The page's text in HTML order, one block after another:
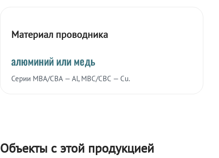
Материал проводника
алюминий или медь
Серии МВА/СВА — Al, МВС/СВС — Cu.
Объекты с этой продукцией